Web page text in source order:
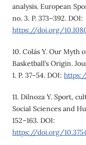
analysis. European
no. 3. P. 373–392. DOI:
https://doi.org/
10. Colás Y. Our Myth
Basketball’s Origin.
1. P. 37–54. DOI:
11. Dilnoza Y. Sport,
Social Sciences and
152–163. DOI:
https://doi.org/